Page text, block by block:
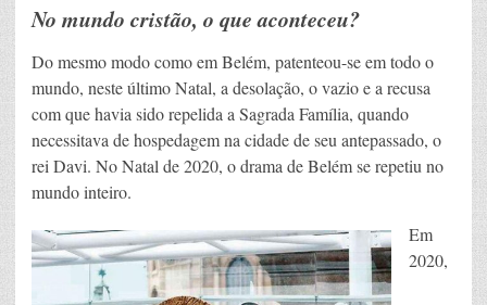
No mundo cristão, o que aconteceu?
Do mesmo modo como em Belém, patenteou-se em todo o
mundo, neste último Natal, a desolação, o vazio e a recusa
com que havia sido repelida a Sagrada Família, quando
necessitava de hospedagem na cidade de seu antepassado, o
rei Davi. No Natal de 2020, o drama de Belém se repetiu no
mundo inteiro.
Em
2020,